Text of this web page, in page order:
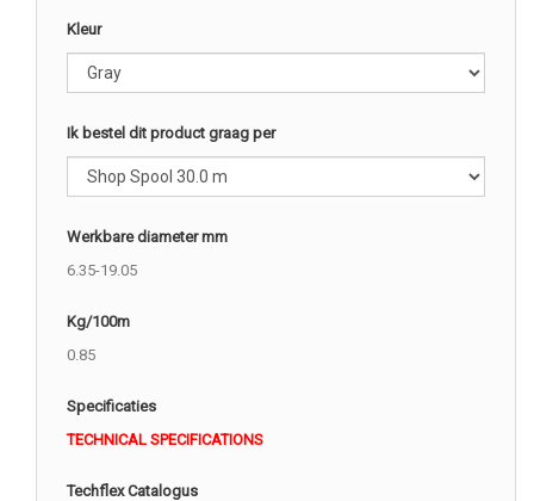
Kleur
Ik bestel dit product graag per
Werkbare diameter mm
6.35-19.05
Kg/100m
0.85
Specificaties
TECHNICAL SPECIFICATIONS
Techflex Catalogus